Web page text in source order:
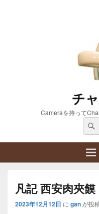
チ
Cameraを持って
検
索:
凡記 西安肉夾饃
2023年12月12日 に ganが投